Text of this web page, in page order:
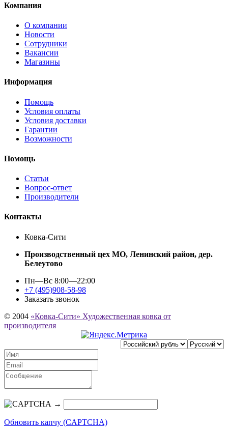
Компания
О компании
Новости
Сотрудники
Вакансии
Магазины
Информация
Помощь
Условия оплаты
Условия доставки
Гарантии
Возможности
Помощь
Статьи
Вопрос-ответ
Производители
Контакты
Ковка-Сити
Производственный цех МО, Ленинский район, дер.
Белеутово
Пн—Вс 8:00—22:00
+7 (495)908-58-98
Заказать звонок
© 2004 «Ковка-Сити» Художественная ковка от
производителя
→
Обновить капчу (CAPTCHA)